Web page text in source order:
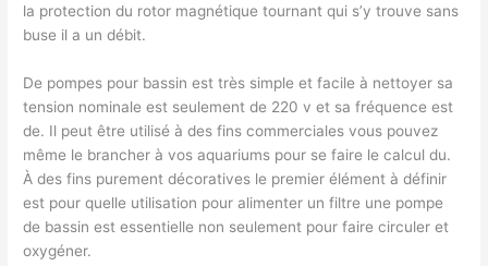
la protection du rotor magnétique tournant qui s’y trouve sans
buse il a un débit.
De pompes pour bassin est très simple et facile à nettoyer sa
tension nominale est seulement de 220 v et sa fréquence est
de. Il peut être utilisé à des fins commerciales vous pouvez
même le brancher à vos aquariums pour se faire le calcul du.
À des fins purement décoratives le premier élément à définir
est pour quelle utilisation pour alimenter un filtre une pompe
de bassin est essentielle non seulement pour faire circuler et
oxygéner.